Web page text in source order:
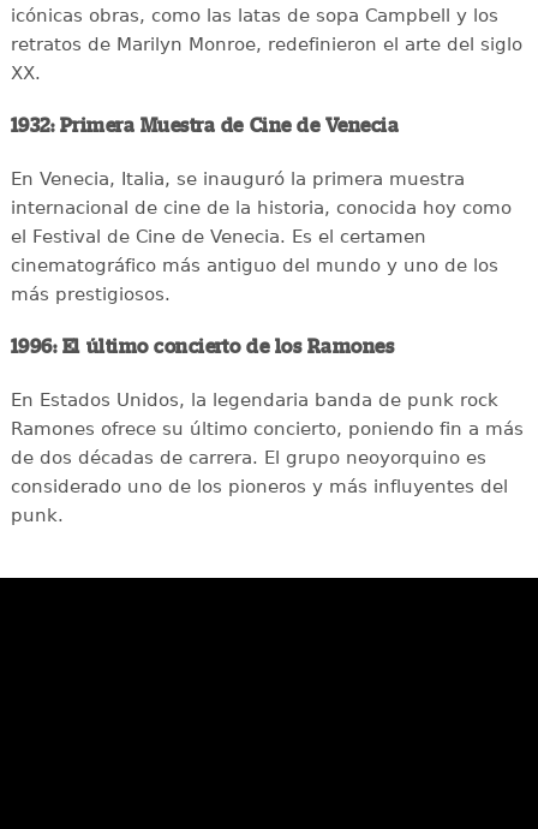
icónicas obras, como las latas de sopa Campbell y los
retratos de Marilyn Monroe, redefinieron el arte del siglo
XX.
1932: Primera Muestra de Cine de Venecia
En Venecia, Italia, se inauguró la primera muestra
internacional de cine de la historia, conocida hoy como
el Festival de Cine de Venecia. Es el certamen
cinematográfico más antiguo del mundo y uno de los
más prestigiosos.
1996: El último concierto de los Ramones
En Estados Unidos, la legendaria banda de punk rock
Ramones ofrece su último concierto, poniendo fin a más
de dos décadas de carrera. El grupo neoyorquino es
considerado uno de los pioneros y más influyentes del
punk.